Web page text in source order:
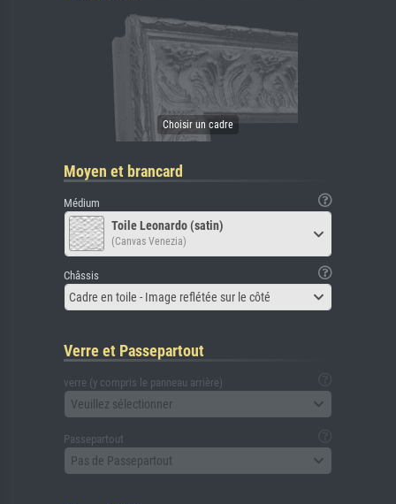
Moyen et brancard
Médium
Toile Leonardo (satin)
(Canvas Venezia)
Châssis
Cadre en toile - Image reflétée sur le côté
Verre et Passepartout
verre (y compris le panneau arrière)
Veuillez sélectionner
Passepartout
Pas de Passepartout